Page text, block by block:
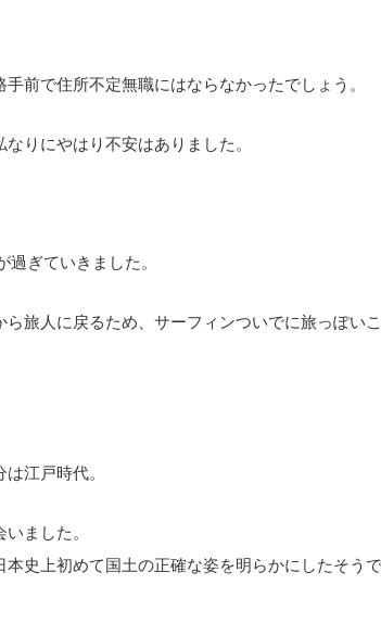
前で住所不定無職にはならなかったでしょう。
りにやはり不安はありました。
ぎていきました。
旅人に戻るため、サーフィンついでに旅っぽい
江戸時代。
ました。
史上初めて国土の正確な姿を明らかにしたそう